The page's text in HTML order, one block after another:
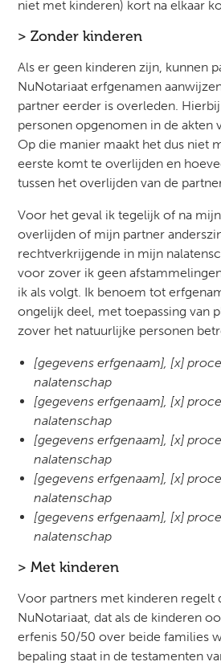
niet met kinderen) kort na elkaar
> Zonder kinderen
Als er geen kinderen zijn, kunnen
NuNotariaat erfgenamen
partner eerder is overleden.
personen opgenomen in de akten
Op die manier maakt het dus niet
eerste komt te overlijden en
tussen het overlijden van de
Voor het geval ik tegelijk of na
overlijden of mijn partner
rechtverkrijgende in mijn
voor zover ik geen
ik als volgt. Ik benoem tot
ongelijk deel, met toepassing van
zover het natuurlijke personen
[gegevens erfgenaam], [x]
nalatenschap
[gegevens erfgenaam], [x]
nalatenschap
[gegevens erfgenaam], [x]
nalatenschap
[gegevens erfgenaam], [x]
nalatenschap
[gegevens erfgenaam], [x]
nalatenschap
> Met kinderen
Voor partners met kinderen regelt
NuNotariaat, dat als de kinderen
erfenis 50/50 over beide families
bepaling staat in de testamenten